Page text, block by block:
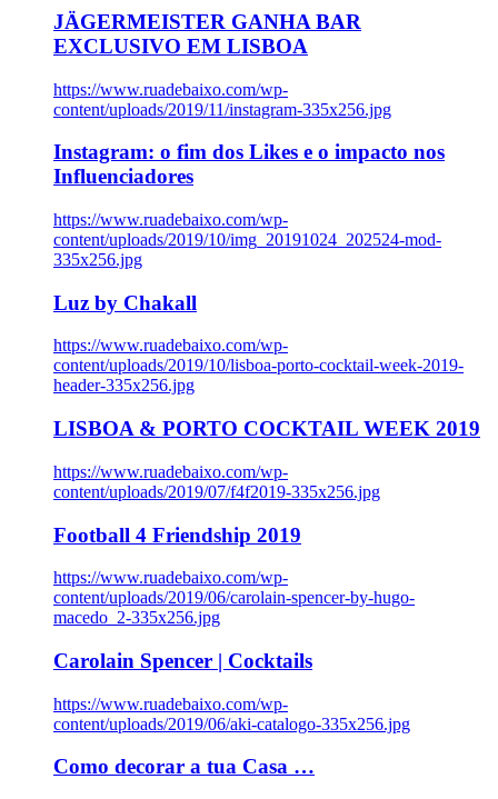
JÄGERMEISTER GANHA BAR
EXCLUSIVO EM LISBOA
https://www.ruadebaixo.com/wp-
content/uploads/2019/11/instagram-335x256.jpg
Instagram: o fim dos Likes e o impacto nos
Influenciadores
https://www.ruadebaixo.com/wp-
content/uploads/2019/10/img_20191024_202524-mod-
335x256.jpg
Luz by Chakall
https://www.ruadebaixo.com/wp-
content/uploads/2019/10/lisboa-porto-cocktail-week-2019-
header-335x256.jpg
LISBOA & PORTO COCKTAIL WEEK 2019
https://www.ruadebaixo.com/wp-
content/uploads/2019/07/f4f2019-335x256.jpg
Football 4 Friendship 2019
https://www.ruadebaixo.com/wp-
content/uploads/2019/06/carolain-spencer-by-hugo-
macedo_2-335x256.jpg
Carolain Spencer | Cocktails
https://www.ruadebaixo.com/wp-
content/uploads/2019/06/aki-catalogo-335x256.jpg
Como decorar a tua Casa …